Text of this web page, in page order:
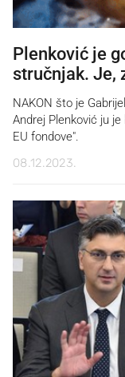
Plenković je
stručnjak. Je,
NAKON što je
Andrej Plenković ju
EU fondove".
08.12.2023.